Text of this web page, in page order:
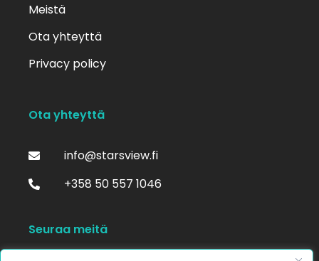
Meistä
Ota yhteyttä
Privacy policy
Ota yhteyttä
info@starsview.fi
+358 50 557 1046
Seuraa meitä